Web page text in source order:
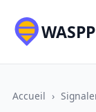
WASPP
Accueil ›